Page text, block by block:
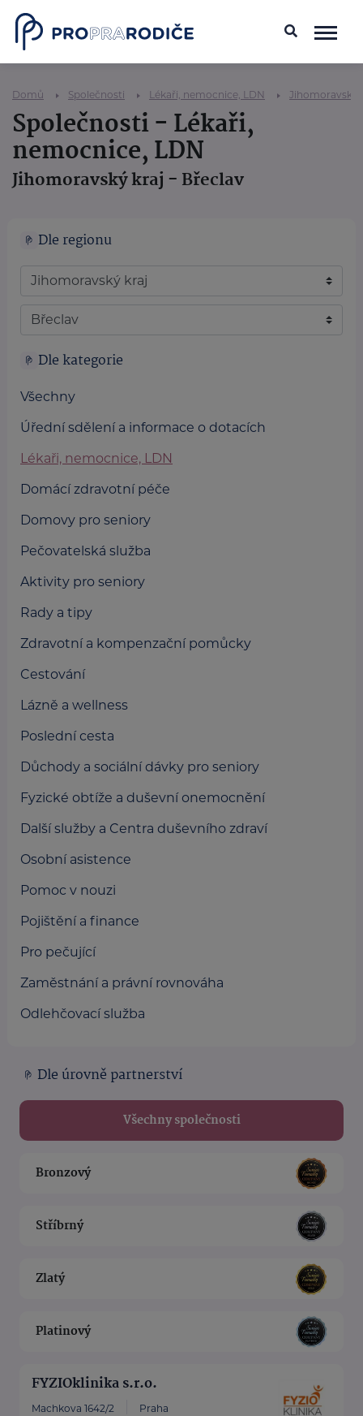
Domů Společnosti Lékaři, nemocnice, LDN Jihomoravský
Společnosti - Lékaři,
nemocnice, LDN
Jihomoravský kraj - Břeclav
Dle regionu
Dle kategorie
Všechny
Úřední sdělení a informace o dotacích
Lékaři, nemocnice, LDN
Domácí zdravotní péče
Domovy pro seniory
Pečovatelská služba
Aktivity pro seniory
Rady a tipy
Zdravotní a kompenzační pomůcky
Cestování
Lázně a wellness
Poslední cesta
Důchody a sociální dávky pro seniory
Fyzické obtíže a duševní onemocnění
Další služby a Centra duševního zdraví
Osobní asistence
Pomoc v nouzi
Pojištění a finance
Pro pečující
Zaměstnání a právní rovnováha
Odlehčovací služba
Dle úrovně partnerství
Všechny společnosti
Bronzový
Stříbrný
Zlatý
Platinový
FYZIOklinika s.r.o.
Machkova 1642/2 Praha